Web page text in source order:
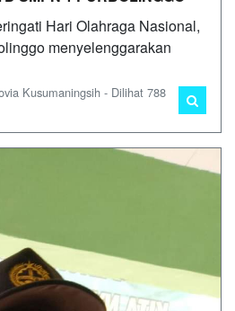
Hari Olahraga Nasional,
menyelenggarakan
Kusumaningsih - Dilihat 788